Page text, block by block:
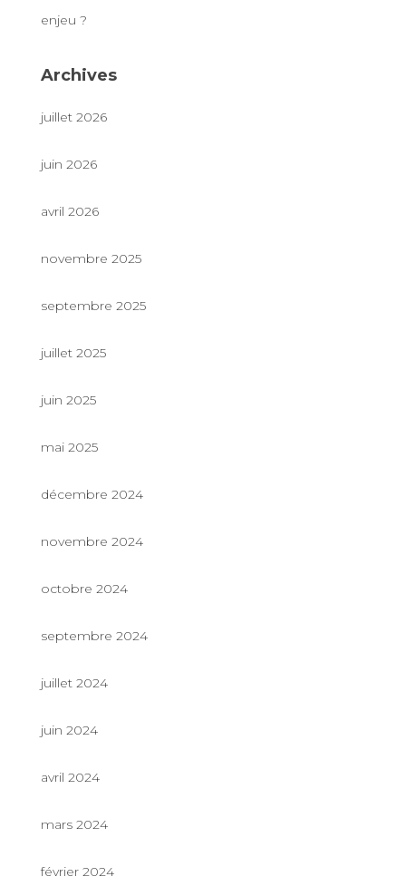
enjeu ?
Archives
juillet 2026
juin 2026
avril 2026
novembre 2025
septembre 2025
juillet 2025
juin 2025
mai 2025
décembre 2024
novembre 2024
octobre 2024
septembre 2024
juillet 2024
juin 2024
avril 2024
mars 2024
février 2024